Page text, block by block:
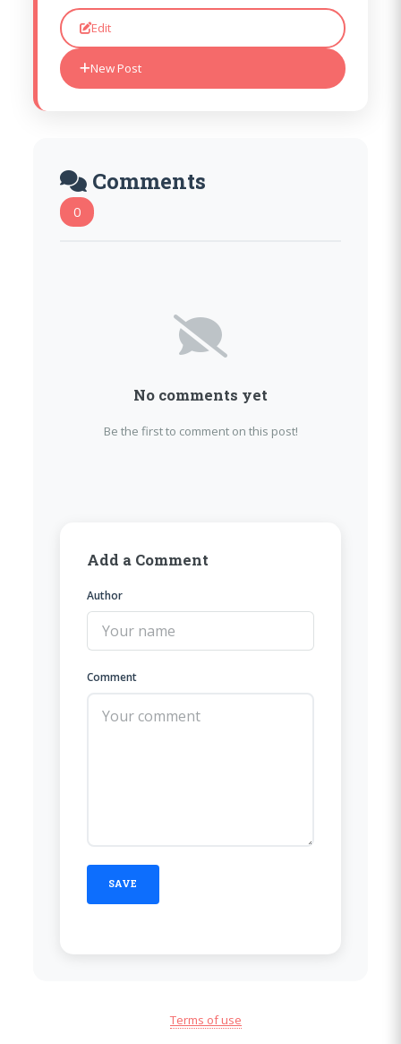
Edit
New Post
Comments
0
No comments yet
Be the first to comment on this post!
Add a Comment
Author
Comment
Terms of use